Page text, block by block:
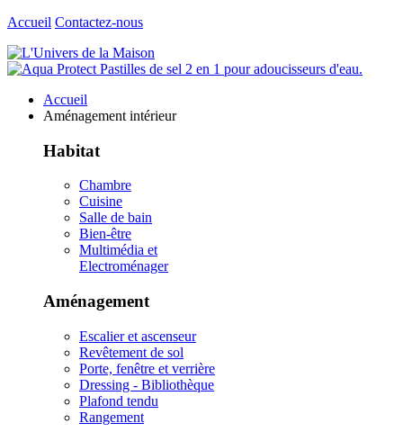
Accueil Contactez-nous
Accueil
Aménagement intérieur
Habitat
Chambre
Cuisine
Salle de bain
Bien-être
Multimédia et
Electroménager
Aménagement
Escalier et ascenseur
Revêtement de sol
Porte, fenêtre et verrière
Dressing - Bibliothèque
Plafond tendu
Rangement